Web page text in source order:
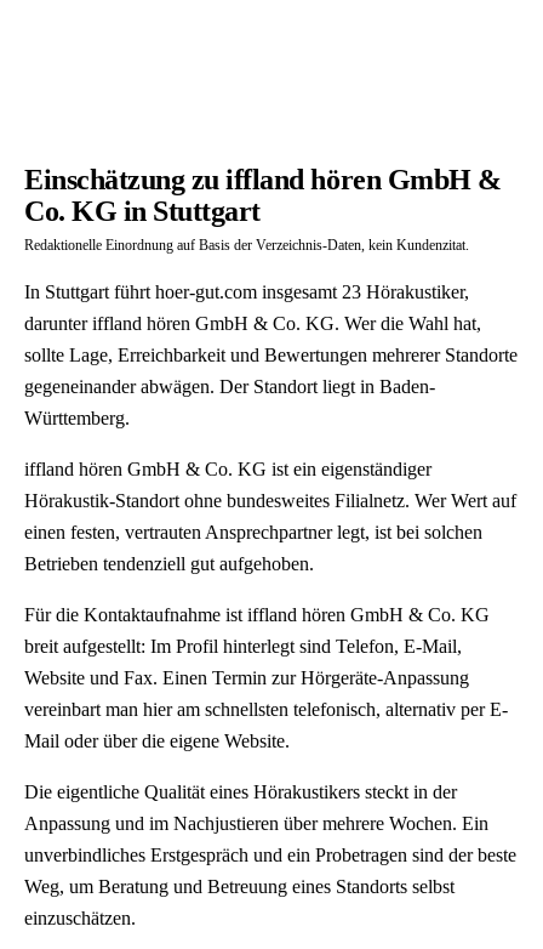
Einschätzung zu iffland hören GmbH &
Co. KG in Stuttgart
Redaktionelle Einordnung auf Basis der Verzeichnis-Daten, kein Kundenzitat.
In Stuttgart führt hoer-gut.com insgesamt 23 Hörakustiker,
darunter iffland hören GmbH & Co. KG. Wer die Wahl hat,
sollte Lage, Erreichbarkeit und Bewertungen mehrerer Standorte
gegeneinander abwägen. Der Standort liegt in Baden-
Württemberg.
iffland hören GmbH & Co. KG ist ein eigenständiger
Hörakustik-Standort ohne bundesweites Filialnetz. Wer Wert auf
einen festen, vertrauten Ansprechpartner legt, ist bei solchen
Betrieben tendenziell gut aufgehoben.
Für die Kontaktaufnahme ist iffland hören GmbH & Co. KG
breit aufgestellt: Im Profil hinterlegt sind Telefon, E-Mail,
Website und Fax. Einen Termin zur Hörgeräte-Anpassung
vereinbart man hier am schnellsten telefonisch, alternativ per E-
Mail oder über die eigene Website.
Die eigentliche Qualität eines Hörakustikers steckt in der
Anpassung und im Nachjustieren über mehrere Wochen. Ein
unverbindliches Erstgespräch und ein Probetragen sind der beste
Weg, um Beratung und Betreuung eines Standorts selbst
einzuschätzen.